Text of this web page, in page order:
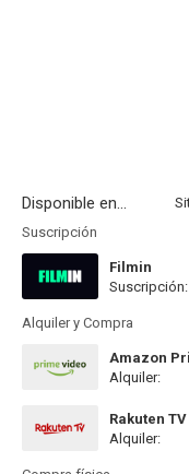
Disponible en...
Suscripción
Filmin
Disponible
Suscripción:
Alquiler y Compra
Amazon
Alquiler:
Rakuten TV
Alquiler: